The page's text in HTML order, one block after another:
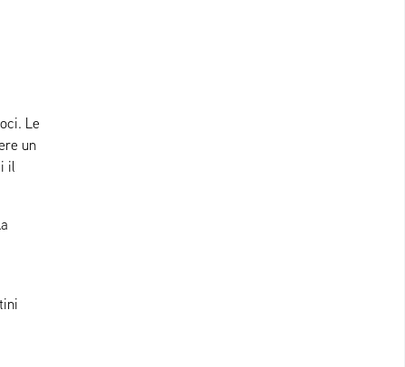
Le
un
il